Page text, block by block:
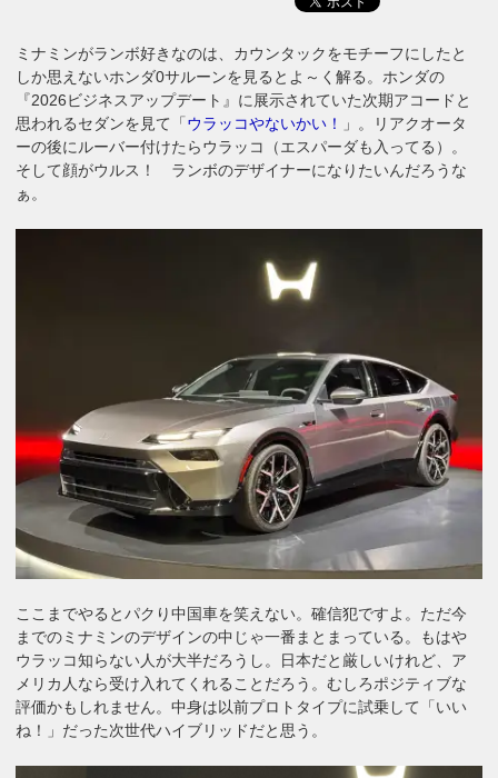
ミナミンがランボ好きなのは、カウンタックをモチーフにしたと
しか思えないホンダ0サルーンを見るとよ～く解る。ホンダの
『2026ビジネスアップデート』に展示されていた次期アコードと
思われるセダンを見て「ウラッコやないかい！
」。リアクオータ
ーの後にルーバー付けたらウラッコ（エスパーダも入ってる）。
そして顔がウルス！ ランボのデザイナーになりたいんだろうな
ぁ。
ここまでやるとパクり中国車を笑えない。確信犯ですよ。ただ今
までのミナミンのデザインの中じゃ一番まとまっている。もはや
ウラッコ知らない人が大半だろうし。日本だと厳しいけれど、ア
メリカ人なら受け入れてくれることだろう。むしろポジティブな
評価かもしれません。中身は以前プロトタイプに試乗して「いい
ね！」だった次世代ハイブリッドだと思う。